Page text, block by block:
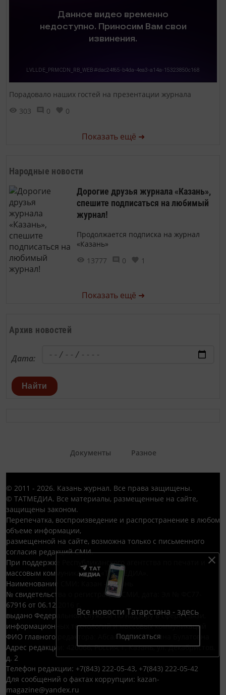
Порадовало наших гостей на презентации журнала
303
0 0
Показать ещё ➜
Народные новости
Дорогие друзья журнала «Казань»,
спешите подписаться на любимый
журнал!
Продолжается подписка на журнал
«Казань»
13777
0 1
Показать ещё ➜
Архив новостей
Дата:
Найти
Все новости Татарстана - здесь
Подписаться
Документы Разное
© 2011 - 2026. Казань журнал. Все права защищены.
© ТАТМЕДИА. Все материалы, размещенные на сайте,
защищены законом.
Перепечатка, воспроизведение и распространение в любом
объеме информации,
размещенной на сайте, возможна только с письменного
согласия редакций СМИ.
При поддержке Республиканского агентства по печати и
массовым коммуникациям «ТАТМЕДИА».
Наименование СМИ: Казан - Казань
№ свидетельства о регистрации СМИ, дата: Эл № ФС77-
67916 от 06.12.2016 г.
выдано Федеральной службой по надзору в сфере связи,
информационных технологий и массовых коммуникаций
ФИО главного редактора: Абсалямова Альбина Булатовна
Адрес редакции: 420066, Россия, г. Казань, ул. Декабристов,
д. 2
Телефон редакции: +7(843) 222-05-43, +7(843) 222-05-42
Для сообщений о фактах коррупции: kazan-
magazine@yandex.ru